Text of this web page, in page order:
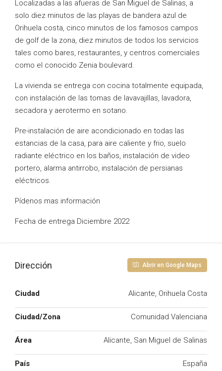
Localizadas a las afueras de San Miguel de Salinas, a
solo diez minutos de las playas de bandera azul de
Orihuela costa, cinco minutos de los famosos campos
de golf de la zona, diez minutos de todos los servicios
tales como bares, restaurantes, y centros comerciales
como el conocido Zenia boulevard.
La vivienda se entrega con cocina totalmente equipada,
con instalación de las tomas de lavavajillas, lavadora,
secadora y aerotermo en sotano.
Pre-instalación de aire acondicionado en todas las
estancias de la casa, para aire caliente y frio, suelo
radiante eléctrico en los baños, instalación de video
portero, alarma antirrobo, instalación de persianas
eléctricos.
Pídenos mas información
Fecha de entrega Diciembre 2022
Dirección Abrir en Google Maps
Ciudad Alicante, Orihuela Costa
Ciudad/Zona Comunidad Valenciana
Área Alicante, San Miguel de Salinas
País España